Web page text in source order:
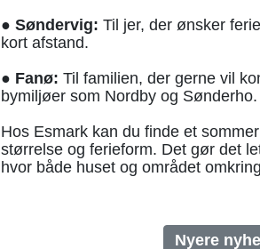
● Søndervig: Til jer, der ønsker
kort afstand.
● Fanø: Til familien, der gerne vil
bymiljøer som Nordby og Sønderho.
Hos Esmark kan du finde et
størrelse og ferieform. Det gør det
hvor både huset og området
Nyere